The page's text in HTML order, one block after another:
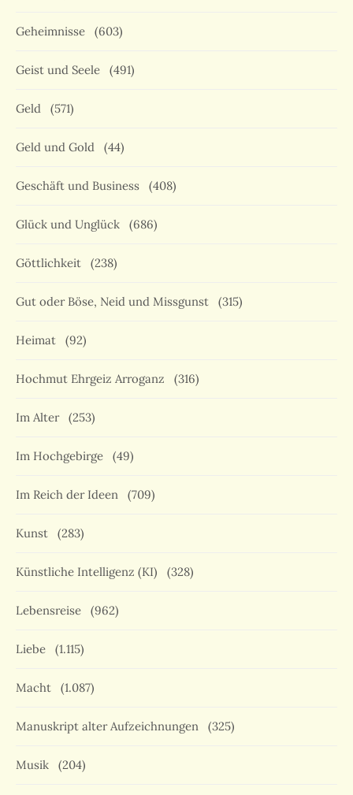
Geheimnisse (603)
Geist und Seele (491)
Geld (571)
Geld und Gold (44)
Geschäft und Business (408)
Glück und Unglück (686)
Göttlichkeit (238)
Gut oder Böse, Neid und Missgunst (315)
Heimat (92)
Hochmut Ehrgeiz Arroganz (316)
Im Alter (253)
Im Hochgebirge (49)
Im Reich der Ideen (709)
Kunst (283)
Künstliche Intelligenz (KI) (328)
Lebensreise (962)
Liebe (1.115)
Macht (1.087)
Manuskript alter Aufzeichnungen (325)
Musik (204)